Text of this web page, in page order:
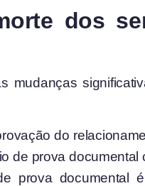
dos
mudanças
do
de prova
prova documental